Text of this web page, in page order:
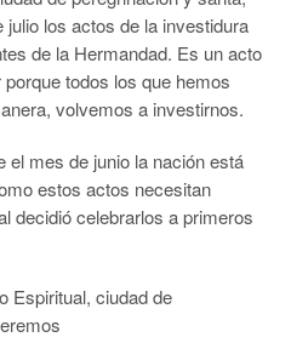
los actos de la investidura
de la Hermandad. Es un acto
todos los que hemos
volvemos a investirnos.
el mes de junio la nación está
estos actos necesitan
decidió celebrarlos a primeros
Espiritual, ciudad de